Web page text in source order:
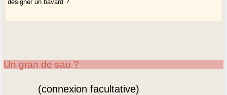
désigner un bavard ?
Un gran de sau ?
(connexion facultative)